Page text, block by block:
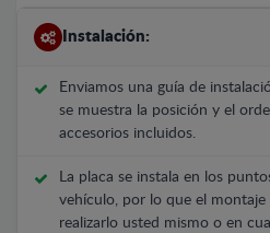
Instalación:
Enviamos una guía de
se muestra la posición y el
accesorios incluidos.
La placa se instala en los
vehículo, por lo que el montaje
realizarlo usted mismo o en